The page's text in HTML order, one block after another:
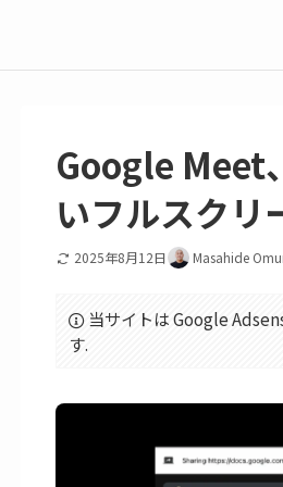
Google Meet
いフルスクリ
2025年8月12日 Masahide
当サイトは Google
す.